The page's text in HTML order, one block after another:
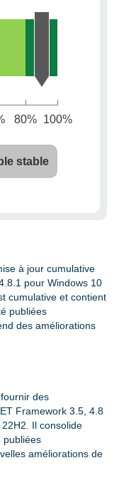
80% 100%
stable
à jour cumulative
pour Windows 10
cumulative et contient
publiées
des améliorations
des
Framework 3.5, 4.8
Il consolide
publiées
améliorations de